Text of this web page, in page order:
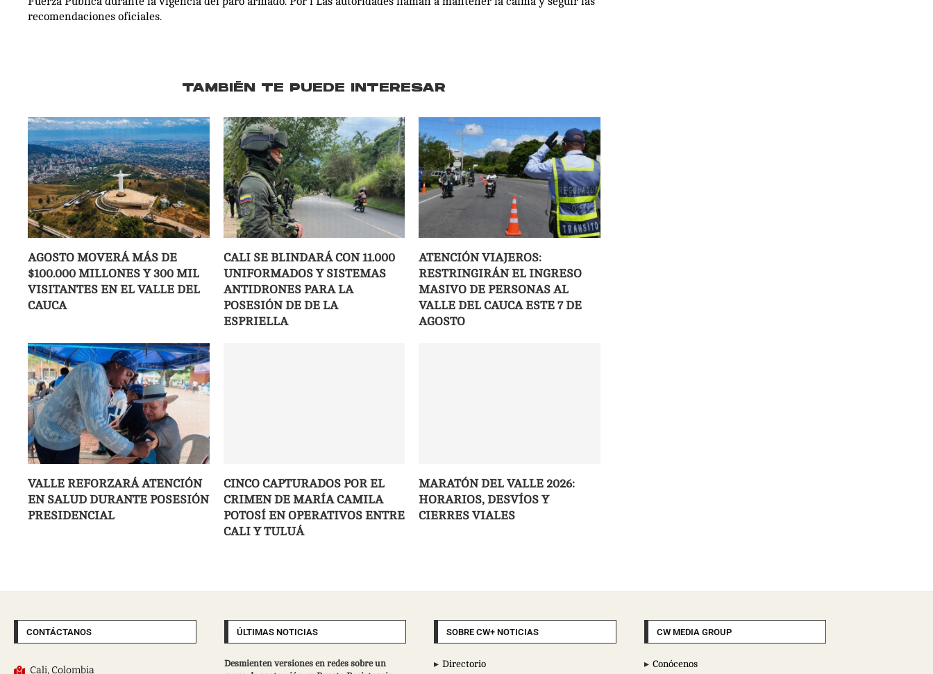
recomendaciones oficiales.
TAMBIÉN TE PUEDE INTERESAR
AGOSTO MOVERÁ MÁS DE
$100.000 MILLONES Y 300 MIL
VISITANTES EN EL VALLE DEL
CAUCA
CALI SE BLINDARÁ CON 11.000
UNIFORMADOS Y SISTEMAS
ANTIDRONES PARA LA
POSESIÓN DE DE LA
ESPRIELLA
ATENCIÓN VIAJEROS:
RESTRINGIRÁN EL INGRESO
MASIVO DE PERSONAS AL
VALLE DEL CAUCA ESTE 7 DE
AGOSTO
VALLE REFORZARÁ ATENCIÓN
EN SALUD DURANTE POSESIÓN
PRESIDENCIAL
CINCO CAPTURADOS POR EL
CRIMEN DE MARÍA CAMILA
POTOSÍ EN OPERATIVOS ENTRE
CALI Y TULUÁ
MARATÓN DEL VALLE 2026:
HORARIOS, DESVÍOS Y
CIERRES VIALES
CONTÁCTANOS
Cali, Colombia
ÚLTIMAS NOTICIAS
Desmienten versiones en redes sobre un
SOBRE CW+ NOTICIAS
Directorio
CW MEDIA GROUP
Conócenos